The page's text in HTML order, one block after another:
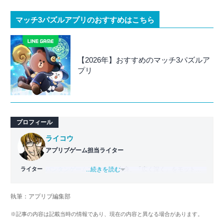
マッチ3パズルアプリのおすすめはこちら
【2026年】おすすめのマッチ3パズルア
プリ
プロフィール
ライター
ライコウ
アプリブゲーム担当ライター
バンタンゲームアカデミー 出身。「広く深く」をモットー
ゲームだけでも1,000本以上。ゲーム開発者を目指した経験
くして面白さを引き出し、人々に伝えるためゲームライタ
...続きを読む
執筆：アプリブ編集部
※記事の内容は記載当時の情報であり、現在の内容と異なる場合があります。